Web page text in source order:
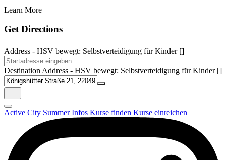
Learn More
Get Directions
Address - HSV bewegt: Selbstverteidigung für Kinder []
Destination Address - HSV bewegt: Selbstverteidigung für Kinder []
Active City SummerInfos Kurse finden Kurse einreichen